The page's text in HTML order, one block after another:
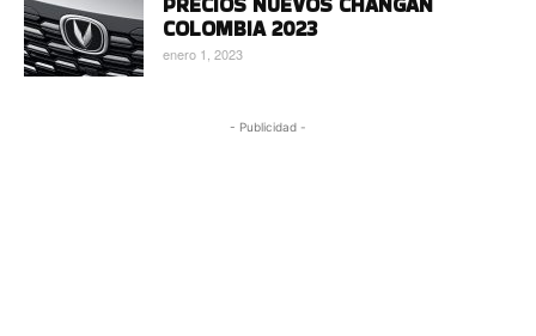
COLOMBIA 2023
enero 1, 2023
- Publicidad -